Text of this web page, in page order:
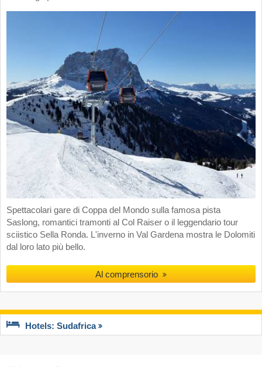
Spettacolari gare di Coppa del Mondo sulla famosa pista
Saslong, romantici tramonti al Col Raiser o il leggendario tour
sciistico Sella Ronda. L'inverno in Val Gardena mostra le Dolomiti
dal loro lato più bello.
Al comprensorio
Hotels: Sudafrica